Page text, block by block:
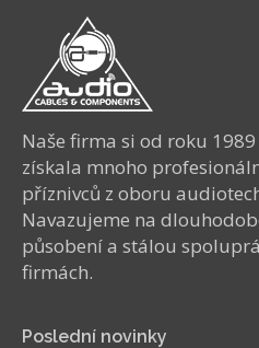
Naše firma si od roku
získala mnoho
příznivců z oboru
Navazujeme na
působení a stálou
firmách.
Poslední novinky